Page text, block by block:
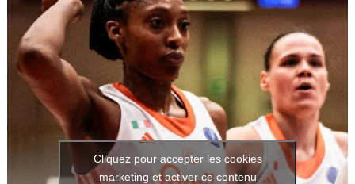
Cliquez pour accepter les cookies
marketing et activer ce contenu